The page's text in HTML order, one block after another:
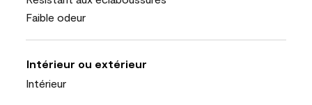
Faible odeur
Intérieur ou extérieur
Intérieur